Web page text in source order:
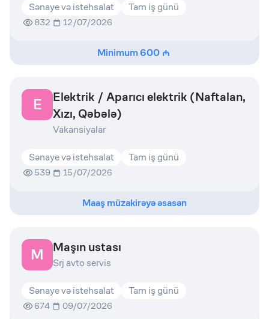
Sənaye və istehsalat Tam iş günü
832 12/07/2026
Minimum600
E
Elektrik / Aparıcı elektrik (Naftalan,
Xızı, Qəbələ)
Vakansiyalar
Sənaye və istehsalat Tam iş günü
539 15/07/2026
Maaş müzakirəyə əsasən
M Maşın ustası
Srj avto servis
Sənaye və istehsalat Tam iş günü
674 09/07/2026